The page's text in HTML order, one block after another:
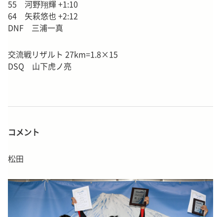
55 河野翔輝 +1:10
64 矢萩悠也 +2:12
DNF 三浦一真
交流戦リザルト 27km=1.8×15
DSQ 山下虎ノ亮
コメント
松田